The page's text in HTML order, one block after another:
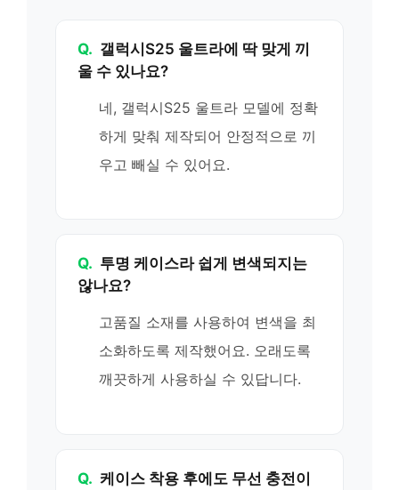
Q. 갤럭시S25 울트라에 딱 맞게 끼
울 수 있나요?
네, 갤럭시S25 울트라 모델에 정확
하게 맞춰 제작되어 안정적으로 끼
우고 빼실 수 있어요.
Q. 투명 케이스라 쉽게 변색되지는
않나요?
고품질 소재를 사용하여 변색을 최
소화하도록 제작했어요. 오래도록
깨끗하게 사용하실 수 있답니다.
Q. 케이스 착용 후에도 무선 충전이